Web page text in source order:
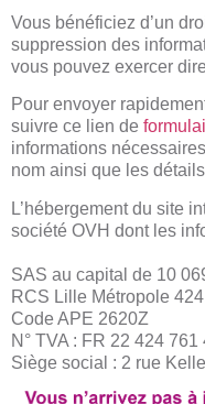
Vous bénéficiez d’un
suppression des
vous pouvez exercer
Pour envoyer
suivre ce lien de
informations
nom ainsi que les
L’hébergement du site
société OVH dont les
SAS au capital de 10
RCS Lille Métropole
Code APE 2620Z
N° TVA : FR 22 424 761
Siège social : 2 rue